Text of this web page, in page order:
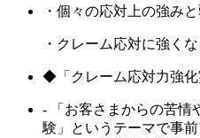
・個々の応対上の強み
・クレーム応対に強く
◆「クレーム応対力強化
- 「お客さまからの苦情
験」というテーマで事